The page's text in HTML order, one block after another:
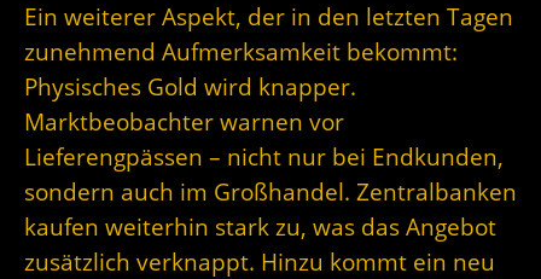
Ein weiterer Aspekt, der in den letzten Tagen
zunehmend Aufmerksamkeit bekommt:
Physisches Gold wird knapper.
Marktbeobachter warnen vor
Lieferengpässen – nicht nur bei Endkunden,
sondern auch im Großhandel. Zentralbanken
kaufen weiterhin stark zu, was das Angebot
zusätzlich verknappt. Hinzu kommt ein neu